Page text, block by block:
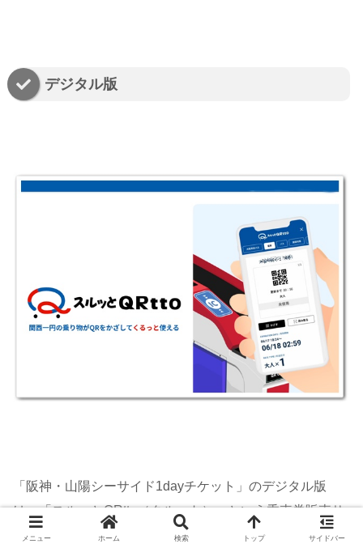
デジタル版
「阪神・山陽シーサイド1dayチケット」のデジタル版
は、「スルッとQRtto（クルット）」という乗車券販売サ
イトで販売しています。
メニュー ホーム 検索 トップ サイドバー